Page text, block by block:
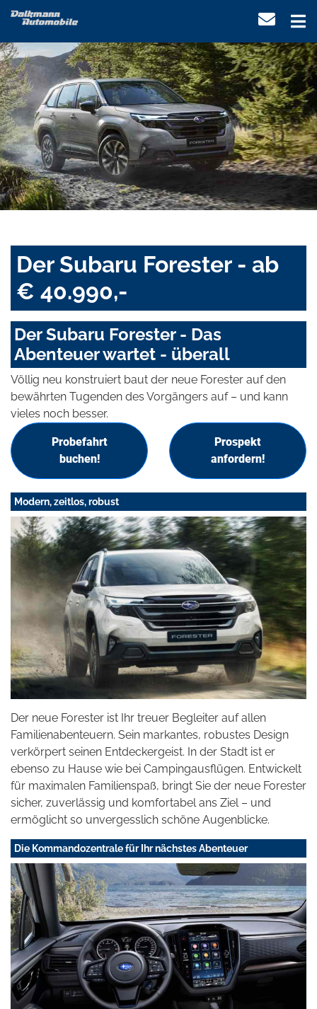
Der Subaru Forester - ab
€ 40.990,-
Der Subaru Forester - Das
Abenteuer wartet - überall
Völlig neu konstruiert baut der neue Forester auf den
bewährten Tugenden des Vorgängers auf – und kann
vieles noch besser.
Probefahrt
buchen!
Prospekt
anfordern!
Modern, zeitlos, robust
Der neue Forester ist Ihr treuer Begleiter auf allen
Familienabenteuern. Sein markantes, robustes Design
verkörpert seinen Entdeckergeist. In der Stadt ist er
ebenso zu Hause wie bei Campingausflügen. Entwickelt
für maximalen Familienspaß, bringt Sie der neue Forester
sicher, zuverlässig und komfortabel ans Ziel – und
ermöglicht so unvergesslich schöne Augenblicke.
Die Kommandozentrale für Ihr nächstes Abenteuer